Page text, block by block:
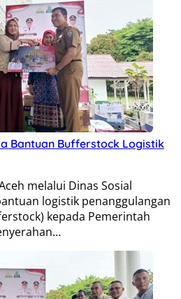
Bantuan Bufferstock Logistik
melalui Dinas Sosial
logistik penanggulangan
kepada Pemerintah